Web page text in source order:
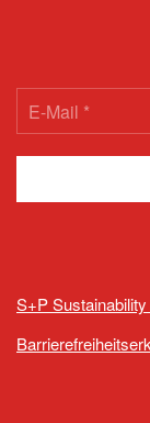
S+P